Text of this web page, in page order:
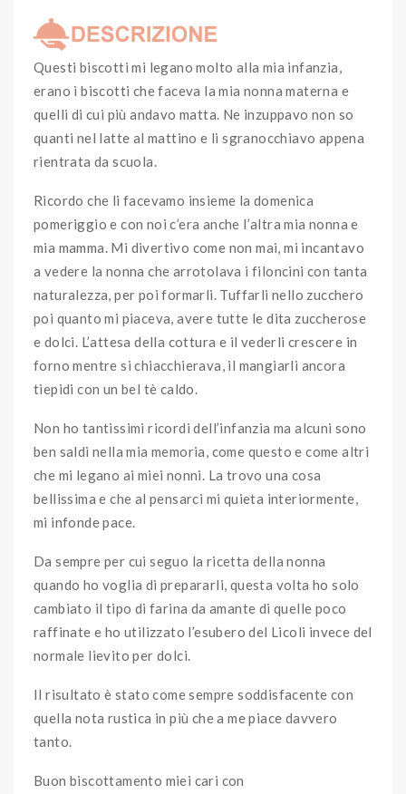
Questi biscotti mi legano molto alla mia infanzia,
erano i biscotti che faceva la mia nonna materna e
quelli di cui più andavo matta. Ne inzuppavo non so
quanti nel latte al mattino e li sgranocchiavo appena
rientrata da scuola.
Ricordo che li facevamo insieme la domenica
pomeriggio e con noi c’era anche l’altra mia nonna e
mia mamma. Mi divertivo come non mai, mi incantavo
a vedere la nonna che arrotolava i filoncini con tanta
naturalezza, per poi formarli. Tuffarli nello zucchero
poi quanto mi piaceva, avere tutte le dita zuccherose
e dolci. L’attesa della cottura e il vederli crescere in
forno mentre si chiacchierava, il mangiarli ancora
tiepidi con un bel tè caldo.
Non ho tantissimi ricordi dell’infanzia ma alcuni sono
ben saldi nella mia memoria, come questo e come altri
che mi legano ai miei nonni. La trovo una cosa
bellissima e che al pensarci mi quieta interiormente,
mi infonde pace.
Da sempre per cui seguo la ricetta della nonna
quando ho voglia di prepararli, questa volta ho solo
cambiato il tipo di farina da amante di quelle poco
raffinate e ho utilizzato l’esubero del Licoli invece del
normale lievito per dolci.
Il risultato è stato come sempre soddisfacente con
quella nota rustica in più che a me piace davvero
tanto.
Buon biscottamento miei cari con